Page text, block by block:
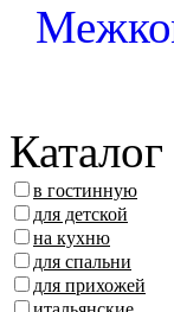
в гостинную
для детской
на кухню
для спальни
для прихожей